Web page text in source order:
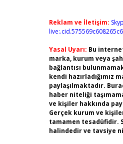
Reklam ve İletişim:
Yasal Uyarı: Bu
marka, kurum veya
bağlantısı
kendi hazırladığımız
paylaşılmaktadır.
haber niteliği
ve kişiler hakkında
Gerçek kurum ve
tamamen tesadüfidir.
halindedir ve tavsiye